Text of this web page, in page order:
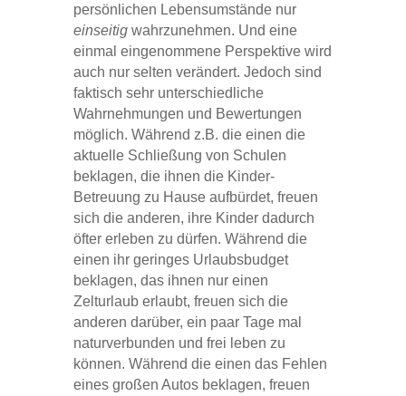
persönlichen Lebensumstände nur
einseitigwahrzunehmen. Und eine
einmal eingenommene Perspektive wird
auch nur selten verändert. Jedoch sind
faktisch sehr unterschiedliche
Wahrnehmungen und Bewertungen
möglich. Während z.B. die einen die
aktuelle Schließung von Schulen
beklagen, die ihnen die Kinder-
Betreuung zu Hause aufbürdet, freuen
sich die anderen, ihre Kinder dadurch
öfter erleben zu dürfen. Während die
einen ihr geringes Urlaubsbudget
beklagen, das ihnen nur einen
Zelturlaub erlaubt, freuen sich die
anderen darüber, ein paar Tage mal
naturverbunden und frei leben zu
können. Während die einen das Fehlen
eines großen Autos beklagen, freuen